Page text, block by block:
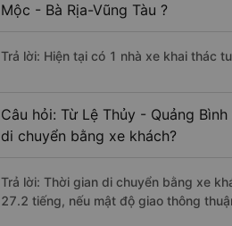
Mộc - Bà Rịa-Vũng Tàu ?
Trả lời: Hiện tại có 1 nhà xe khai thác
Câu hỏi: Từ Lệ Thủy - Quảng
di chuyển bằng xe khách?
Trả lời: Thời gian di chuyển bằng xe
27.2 tiếng, nếu mật độ giao thông